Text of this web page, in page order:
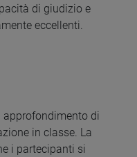
di giudizio e
eccellenti.
approfondimento di
in classe. La
i partecipanti si